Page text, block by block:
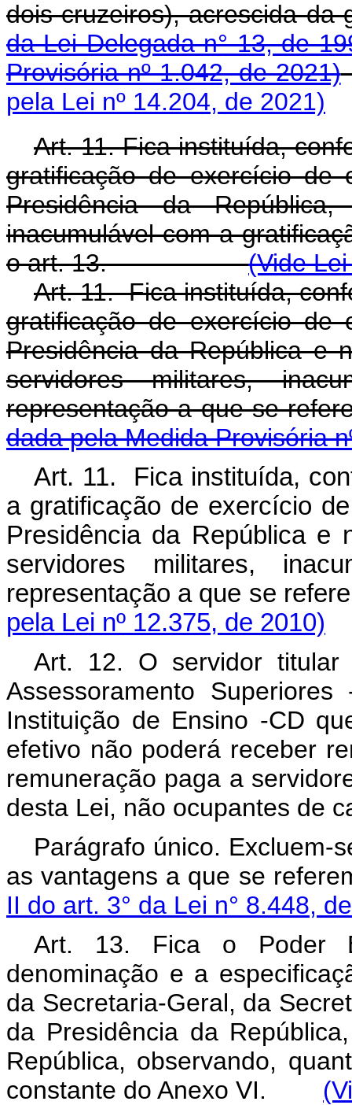
dois cruzeiros), acrescida
da Lei Delegada n° 13, de
Provisória nº 1.042, de 2021)
pela Lei nº 14.204, de 2021)
Art. 11. Fica instituída,
gratificação de exercício de
Presidência da
inacumulável com a
o art. 13.(Vide
Art. 11. Fica instituída,
gratificação de exercício de
Presidência da República e
servidores militares,
representação a
dada pela Medida Provisória
Art. 11. Fica instituída,
a gratificação de exercício
Presidência da República e
servidores militares,
representação a que
pela Lei nº 12.375, de 2010)
Art. 12. O servidor
Assessoramento
Instituição de Ensino -CD
efetivo não poderá receber
remuneração paga a
desta Lei, não ocupantes de
Parágrafo único. Excluem-
as vantagens a que se
II do art. 3° da Lei n° 8.448,
Art. 13. Fica o Poder
denominação e a
da Secretaria-Geral, da
da Presidência da
República, observando,
constante do Anexo VI.